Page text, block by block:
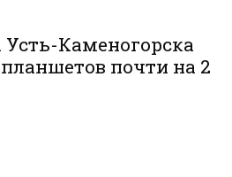
Каменогорска
почти на 2